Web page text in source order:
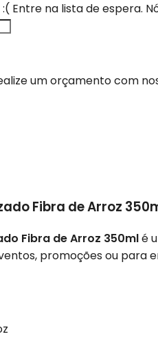
Entre na lista de espera.
um orçamento com
Fibra de Arroz
Fibra de Arroz 350mlé
promoções ou para